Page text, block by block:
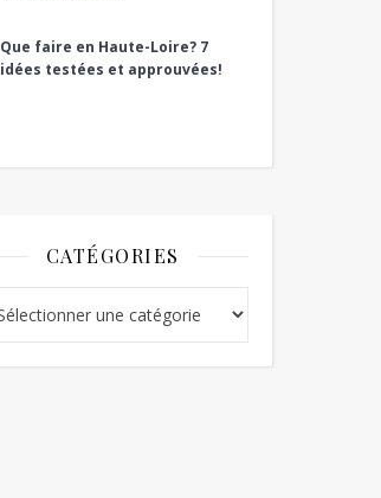
Que faire en Haute-Loire? 7
idées testées et approuvées!
CATÉGORIES